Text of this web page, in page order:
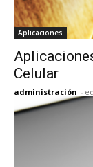
Aplicaciones
Celular
administración -